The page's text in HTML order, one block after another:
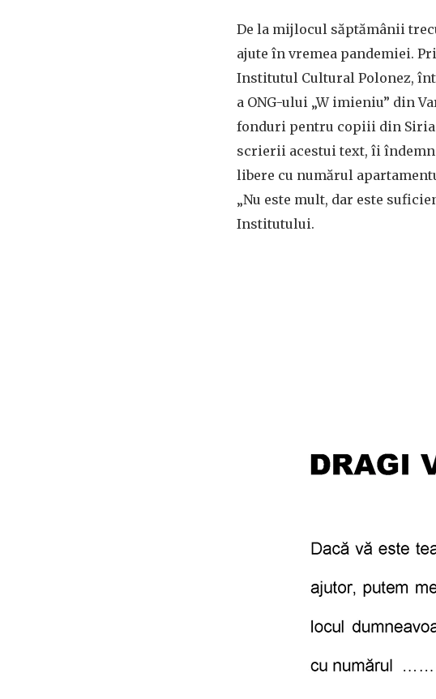
De la mijlocul săptămânii
ajute în vremea pandemiei.
Institutul Cultural Polonez,
a ONG-ului „W imieniu” din
fonduri pentru copiii din Siria.
scrierii acestui text, îi
libere cu numărul
„Nu este mult, dar este
Institutului.